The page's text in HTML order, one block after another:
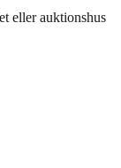
eller auktionshus